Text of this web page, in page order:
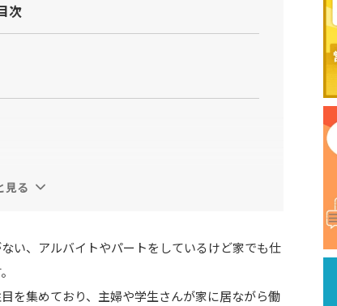
次
見る
い、アルバイトやパートをしているけど家でも仕
を集めており、主婦や学生さんが家に居ながら働